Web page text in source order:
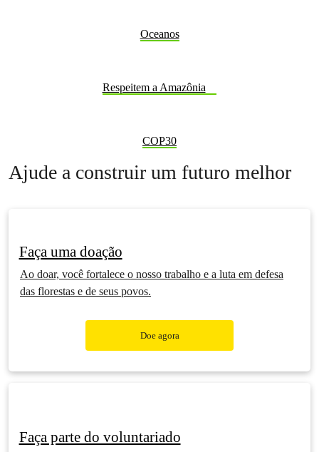
Oceanos
Respeitem a Amazônia
COP30
Ajude a construir um futuro melhor
Faça uma doação
Ao doar, você fortalece o nosso trabalho e a luta em defesa
das florestas e de seus povos.
Doe agora
Faça parte do voluntariado